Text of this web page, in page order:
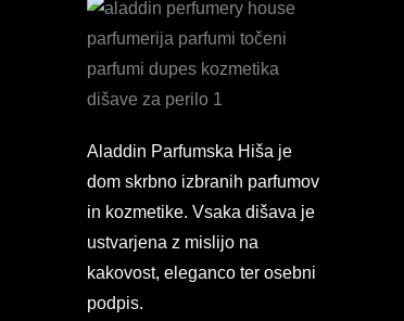
Aladdin Parfumska Hiša je
dom skrbno izbranih parfumov
in kozmetike. Vsaka dišava je
ustvarjena z mislijo na
kakovost, eleganco ter osebni
podpis.